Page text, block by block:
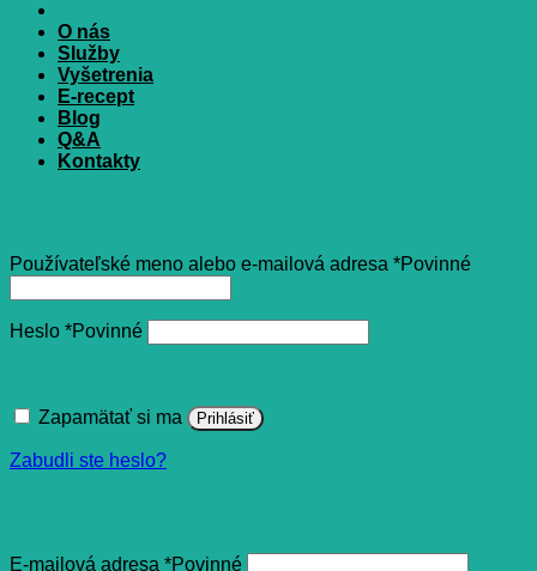
O nás
Služby
Vyšetrenia
E-recept
Blog
Q&A
Kontakty
Používateľské meno alebo e-mailová adresa *Povinné
Heslo *Povinné
Zapamätať si ma Prihlásiť
Zabudli ste heslo?
E-mailová adresa *Povinné